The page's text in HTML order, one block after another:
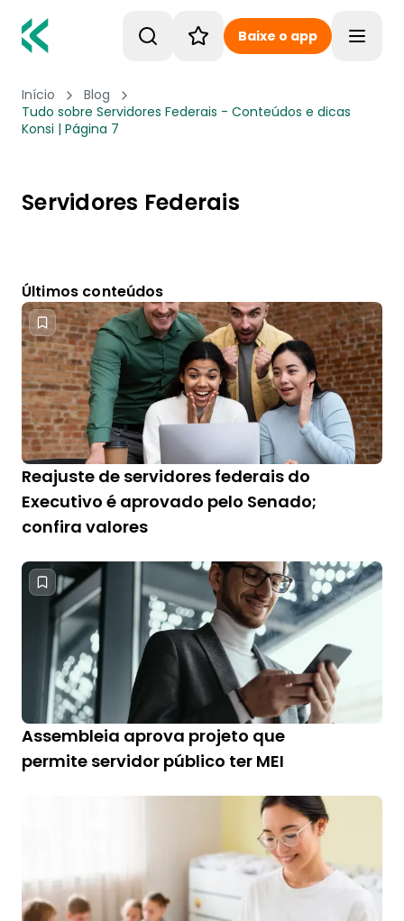
Baixe o app
Início
Blog
Tudo sobre Servidores Federais - Conteúdos e dicas
Konsi | Página 7
Servidores Federais
Últimos conteúdos
Reajuste de servidores federais do
Executivo é aprovado pelo Senado;
confira valores
Assembleia aprova projeto que
permite servidor público ter MEI